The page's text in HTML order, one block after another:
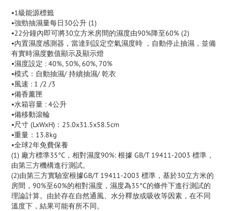
•1級能源標籤
•強勁抽濕量每日30公升 (1)
•22分鐘內即可將30立方米房間的濕度由90%降至60% (2)
•內置濕度感測器，當達到設定空氣濕度時 ，自動停止抽濕，並備
有實時濕度數值顯示及顯示燈
•濕度設定 : 40%, 50%, 60%, 70%
•模式：自動抽濕/ 持續抽濕/ 乾衣
•風速 : 1 /2 /3
•備香薰匣
•水箱容量 : 4公升
•備移動滾輪
•尺寸 (LxWxH)：25.0x31.5x58.5cm
•重量：13.8kg
•全球2年免費保養
(1) 廠方標準35°C，相對濕度90%: 根據 GB/T 19411-2003 標準，
由第三方機構進行測試。
(2)由第三方實驗室根據GB/T 19411-2003 標準，基於30立方米的
房間，90%至60%的相對濕度，濕度為35°C的條件下進行測試的
理論計算。由於存在自然通風、水分釋放或吸收等因素，在不同
溫度下，結果可能有所不同。